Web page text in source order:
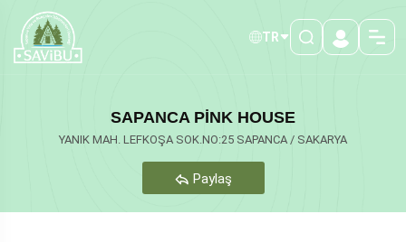
TR
SAPANCA PİNK HOUSE
YANIK MAH. LEFKOŞA SOK.NO:25 SAPANCA / SAKARYA
Paylaş